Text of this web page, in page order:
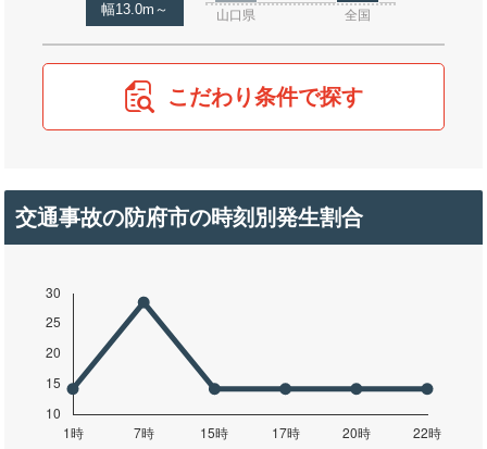
幅13.0m～ 山口県 全国
こだわり条件で探す
交通事故の防府市の時刻別発生割合